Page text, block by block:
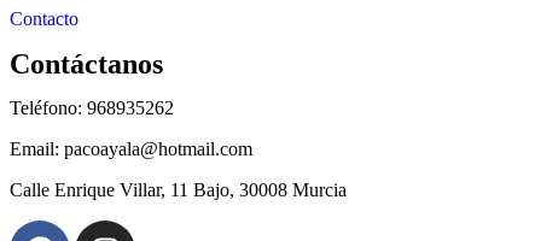
Contacto
Contáctanos
Teléfono: 968935262
Email: pacoayala@hotmail.com
Calle Enrique Villar, 11 Bajo, 30008 Murcia